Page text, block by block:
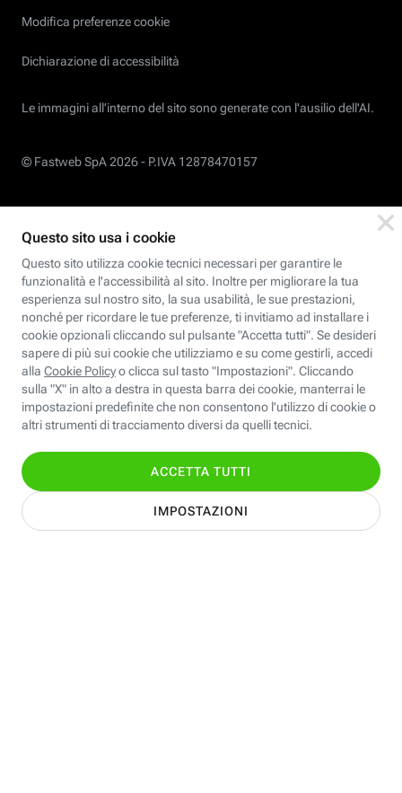
Modifica preferenze cookie
Dichiarazione di accessibilità
Le immagini all’interno del sito sono generate con l'ausilio dell'AI.
© Fastweb SpA 2026 - P.IVA 12878470157